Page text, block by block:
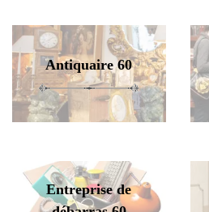
Antiquaire 60
Entreprise de